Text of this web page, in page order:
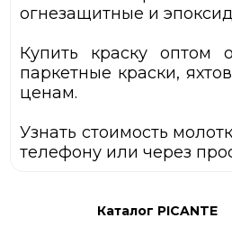
огнезащитные и
Купить краску оптом
паркетные краски,
ценам.
Узнать стоимость
телефону или через
Каталог PICANTE